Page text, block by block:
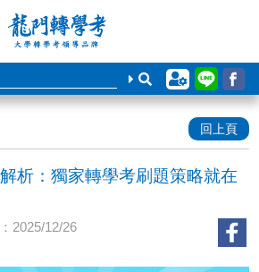
回上頁
析：獨家轉學考刷題策略就在
2025/12/26